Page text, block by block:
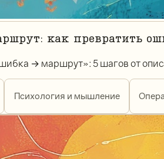
как превратить
→ маршрут»: 5 шагов от
Психология и мышление